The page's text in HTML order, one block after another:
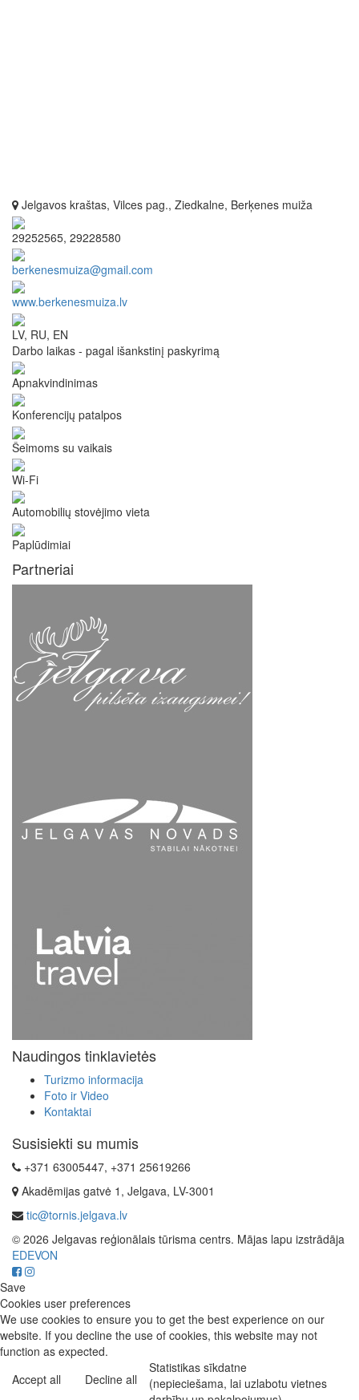
Jelgavos kraštas, Vilces pag., Ziedkalne, Berķenes muiža
29252565, 29228580
berkenesmuiza@gmail.com
www.berkenesmuiza.lv
LV, RU, EN
Darbo laikas - pagal išankstinį paskyrimą
Apnakvindinimas
Konferencijų patalpos
Šeimoms su vaikais
Wi-Fi
Automobilių stovėjimo vieta
Paplūdimiai
Partneriai
Naudingos tinklavietės
Turizmo informacija
Foto ir Video
Kontaktai
Susisiekti su mumis
+371 63005447, +371 25619266
Akadēmijas gatvė 1, Jelgava, LV-3001
tic@tornis.jelgava.lv
© 2026 Jelgavas reģionālais tūrisma centrs. Mājas lapu izstrādāja
EDEVON
Save
Cookies user preferences
We use cookies to ensure you to get the best experience on our
website. If you decline the use of cookies, this website may not
function as expected.
Accept all
Decline all
Statistikas sīkdatne
(nepieciešama, lai uzlabotu vietnes